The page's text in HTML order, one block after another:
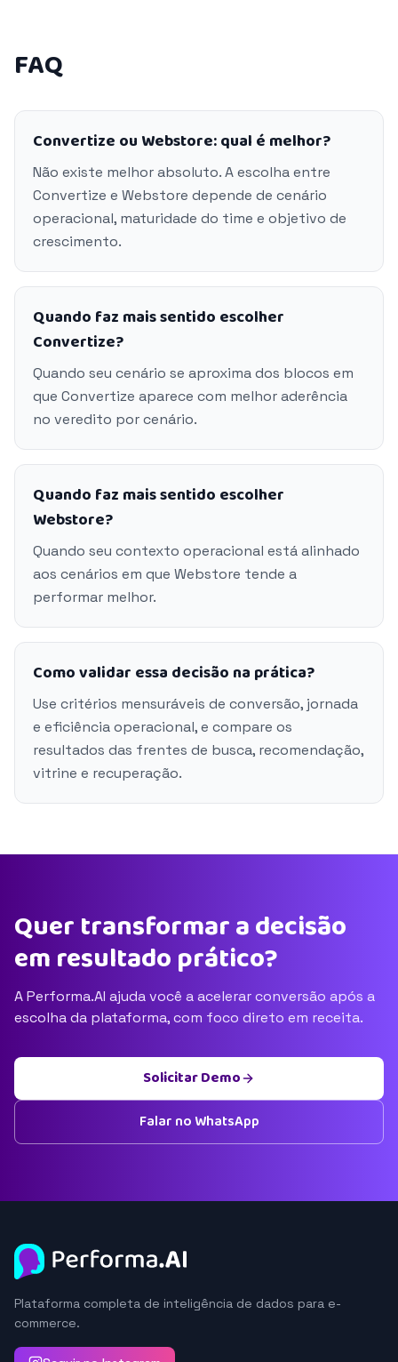
FAQ
Convertize ou Webstore: qual é melhor?
Não existe melhor absoluto. A escolha entre
Convertize e Webstore depende de cenário
operacional, maturidade do time e objetivo de
crescimento.
Quando faz mais sentido escolher
Convertize?
Quando seu cenário se aproxima dos blocos em
que Convertize aparece com melhor aderência
no veredito por cenário.
Quando faz mais sentido escolher
Webstore?
Quando seu contexto operacional está alinhado
aos cenários em que Webstore tende a
performar melhor.
Como validar essa decisão na prática?
Use critérios mensuráveis de conversão, jornada
e eficiência operacional, e compare os
resultados das frentes de busca, recomendação,
vitrine e recuperação.
Quer transformar a decisão
em resultado prático?
A Performa.AI ajuda você a acelerar conversão após a
escolha da plataforma, com foco direto em receita.
Solicitar Demo
Falar no WhatsApp
Plataforma completa de inteligência de dados para e-
commerce.